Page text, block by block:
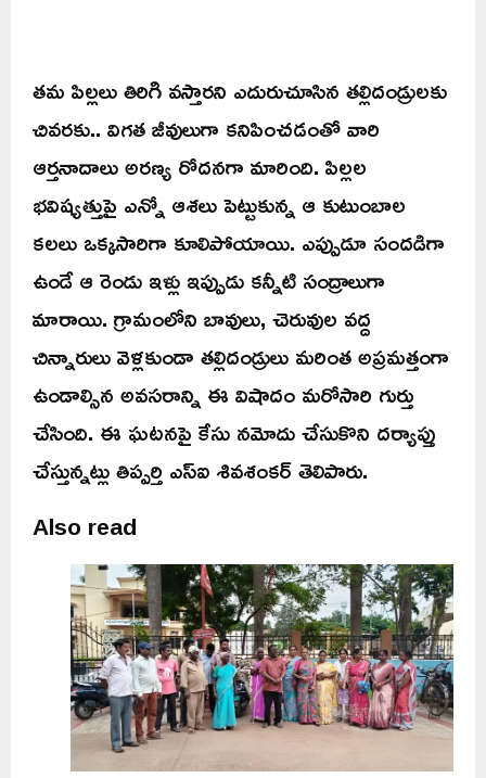
తమ పిల్లలు తిరిగి వస్తారని ఎదురుచూసిన తల్లిదండ్రులకు
చివరకు.. విగత జీవులుగా కనిపించడంతో వారి
ఆర్తనాదాలు అరణ్య రోదనగా మారింది. పిల్లల
భవిష్యత్తుపై ఎన్నో ఆశలు పెట్టుకున్న ఆ కుటుంబాల
కలలు ఒక్కసారిగా కూలిపోయాయి. ఎప్పుడూ సందడిగా
ఉండే ఆ రెండు ఇళ్లు ఇప్పుడు కన్నీటి సంద్రాలుగా
మారాయి. గ్రామంలోని బావులు, చెరువుల వద్ద
చిన్నారులు వెళ్లకుండా తల్లిదండ్రులు మరింత అప్రమత్తంగా
ఉండాల్సిన అవసరాన్ని ఈ విషాదం మరోసారి గుర్తు
చేసింది. ఈ ఘటనపై కేసు నమోదు చేసుకొని దర్యాప్తు
చేస్తున్నట్లు తిప్పర్తి ఎస్ఐ శివశంకర్ తెలిపారు.
Also read